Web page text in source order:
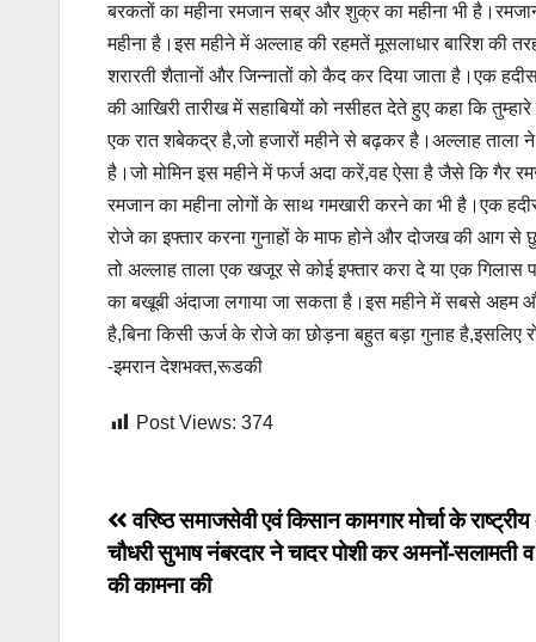
बरकतों का महीना रमजान सब्र और शुक्र का महीना भी
महीना है।इस महीने में अल्लाह की रहमतें मूसलाधार बारिश की
शरारती शैतानों और जिन्नातों को कैद कर दिया जाता है।एक
की आखिरी तारीख में सहाबियों को नसीहत देते हुए कहा कि
एक रात शबेकद्र है,जो हजारों महीने से बढ़कर है।अल्लाह ताला
है।जो मोमिन इस महीने में फर्ज अदा करें,वह ऐसा है जैसे कि गैर
रमजान का महीना लोगों के साथ गमखारी करने का भी है।एक
रोजे का इफ्तार करना गुनाहों के माफ होने और दोजख की आग से
तो अल्लाह ताला एक खजूर से कोई इफ्तार करा दे या एक गिलास
का बखूबी अंदाजा लगाया जा सकता है।इस महीने में सबसे अहम
है,बिना किसी ऊर्ज के रोजे का छोड़ना बहुत बड़ा गुनाह है,इसलिए
-इमरान देशभक्त,रूडकी
Post Views: 374
Post
navigation
वरिष्ठ समाजसेवी एवं किसान कामगार मोर्चा के
चौधरी सुभाष नंबरदार ने चादर पोशी कर अमनों-सलामती
की कामना की